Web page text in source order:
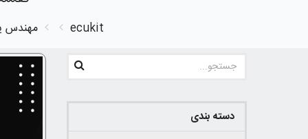
ecukit مهندس
دسته بندی